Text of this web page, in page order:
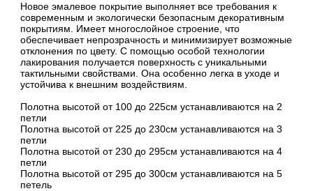
Новое эмалевое покрытие выполняет все требования к
современным и экологически безопасным декоративным
покрытиям. Имеет многослойное строение, что
обеспечивает непрозрачность и минимизирует возможные
отклонения по цвету. С помощью особой технологии
лакирования получается поверхность с уникальными
тактильными свойствами. Она особенно легка в уходе и
устойчива к внешним воздействиям.
Полотна высотой от 100 до 225см устанавливаются на 2
петли
Полотна высотой от 225 до 230см устанавливаются на 3
петли
Полотна высотой от 230 до 295см устанавливаются на 4
петли
Полотна высотой от 295 до 300см устанавливаются на 5
петель